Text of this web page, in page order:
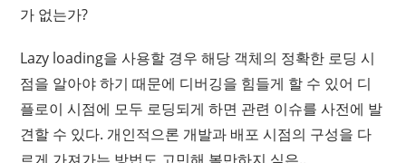
가 없는가?
Lazy loading을 사용할 경우 해당 객체의 정확한 로딩 시
점을 알아야 하기 때문에 디버깅을 힘들게 할 수 있어 디
플로이 시점에 모두 로딩되게 하면 관련 이슈를 사전에 발
견할 수 있다. 개인적으론 개발과 배포 시점의 구성을 다